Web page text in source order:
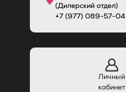
(Дилерский отдел)
+7 (977) 089-57-04
Личный
кабинет